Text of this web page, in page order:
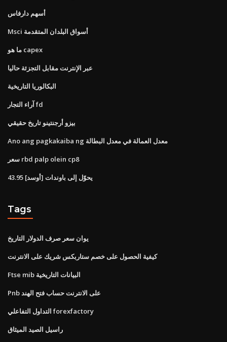
أسهم دارفاس
Msci أسواق البلدان المتقدمة
ما هو capex
عبر الإنترنت مقابل التجزئة حاليا
البكالوريا التاريخية
آراء التجار fd
بيزو أرجنتينو تاريخ حقيقي
Ano ang pagkakaiba ng معدل العمالة في معدل البطالة
سعر rbd palp olein cp8
43.95 [أوسد] يحوّل إلى باوندات
Tags
يوان سعر صرف الدولار التاريخ
كيفية الحصول على خصم ستاربكس شريك على الانترنت
Ftse mib البيانات التاريخية
Pnb على الانترنت حساب فتح الهند
التداول التفاعلي forexfactory
راسيل الصيد الميثاق